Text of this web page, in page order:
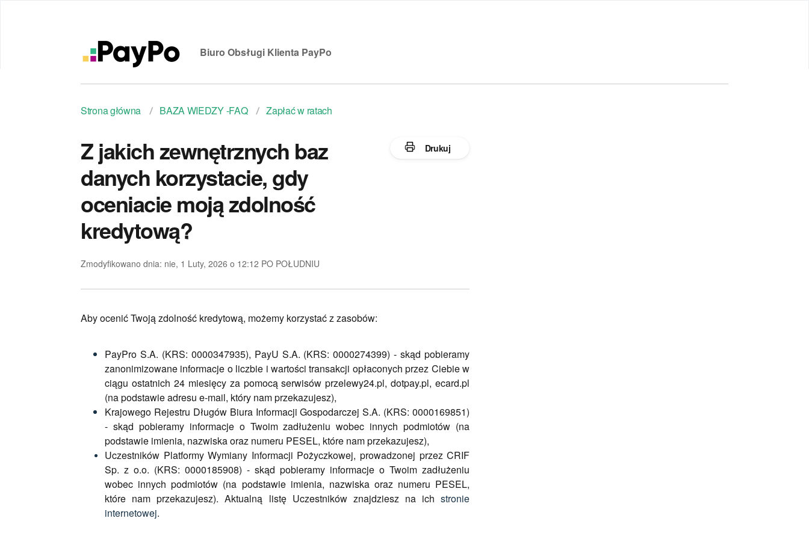
Biuro Obsługi Klienta PayPo
Strona główna BAZA WIEDZY -FAQ Zapłać w ratach
Z jakich zewnętrznych baz
danych korzystacie, gdy
oceniacie moją zdolność
kredytową?
Drukuj
Zmodyfikowano dnia: nie, 1 Luty, 2026 o 12:12 PO POŁUDNIU
Aby ocenić Twoją zdolność kredytową, możemy korzystać z zasobów:
PayPro S.A. (KRS: 0000347935), PayU S.A. (KRS: 0000274399) - skąd pobieramy
zanonimizowane informacje o liczbie i wartości transakcji opłaconych przez Ciebie w
ciągu ostatnich 24 miesięcy za pomocą serwisów przelewy24.pl, dotpay.pl, ecard.pl
(na podstawie adresu e-mail, który nam przekazujesz),
Krajowego Rejestru Długów Biura Informacji Gospodarczej S.A. (KRS: 0000169851)
- skąd pobieramy informacje o Twoim zadłużeniu wobec innych podmiotów (na
podstawie imienia, nazwiska oraz numeru PESEL, które nam przekazujesz),
Uczestników Platformy Wymiany Informacji Pożyczkowej, prowadzonej przez CRIF
Sp. z o.o. (KRS: 0000185908) - skąd pobieramy informacje o Twoim zadłużeniu
wobec innych podmiotów (na podstawie imienia, nazwiska oraz numeru PESEL,
które nam przekazujesz). Aktualną listę Uczestników znajdziesz na ichstronie
internetowej.